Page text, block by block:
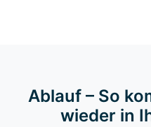
Ablauf – So
wieder in